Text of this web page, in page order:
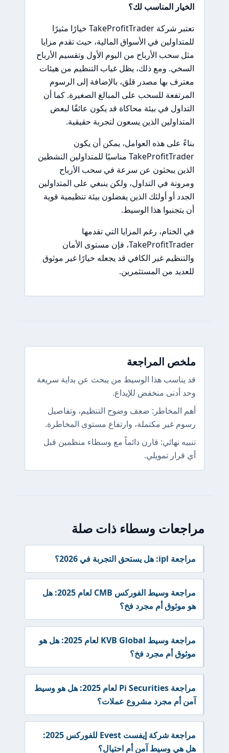
الخيار المناسب لك؟
تعتبر شركة TakeProfitTrader خيارًا مثيرًا
للمتداولين في الأسواق المالية، حيث تقدم مزايا
مثل سحب الأرباح من اليوم الأول وتقسيم الأرباح
السخي. ومع ذلك، يظل غياب التنظيم من هيئات
معترف بها مصدر قلق، بالإضافة إلى الرسوم
المرتفعة للسحب على المبالغ الصغيرة. كما أن
التداول في بيئة محاكاة قد يكون عائقًا لبعض
المتداولين الذين يسعون لتجربة حقيقية.
بناءً على هذه العوامل، يمكن أن يكون
TakeProfitTrader مناسبًا للمتداولين النشطين
الذين يبحثون عن سرعة في سحب الأرباح
ومرونة في التداول، ولكن ينبغي على المتداولين
الجدد أو أولئك الذين يفضلون بيئة تنظيمية قوية
أن يتجنبوا هذا الوسيط.
في الختام، رغم المزايا التي تقدمها
TakeProfitTrader، فإن مستوى الأمان
والتنظيم غير الكافي قد يجعله خيارًا غير موثوق
للعديد من المستثمرين.
ملخص المراجعة
قد يناسب هذا الوسيط من يبحث عن بداية سريعة
وحد أدنى منخفض للإيداع.
أهم المخاطر: ضعف وضوح التنظيم، وتفاصيل
رسوم غير مكتملة، وارتفاع مستوى المخاطرة.
تنبيه نهائي: قارن دائماً مع وسطاء منظمين قبل
أي قرار تمويلي.
مراجعات وسطاء ذات صلة
مراجعة ipl: هل يستحق التجربة في 2026؟
مراجعة وسيط الفوركس CMB لعام 2025: هل
هو موثوق أم مجرد فخ؟
مراجعة وسيط KVB Global لعام 2025: هل هو
موثوق أم مجرد فخ؟
مراجعة Pi Securities لعام 2025: هل هو وسيط
آمن أم مجرد مشروع عملات؟
مراجعة شركة إيفست Evest للفوركس 2025:
هل هي وسيط آمن أم احتيال؟